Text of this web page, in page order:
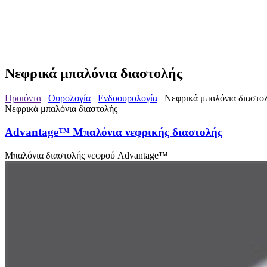
Νεφρικά μπαλόνια διαστολής
Προιόντα Ουρολογία Ενδοουρολογία
Νεφρικά μπαλόνια
Νεφρικά μπαλόνια διαστολής
Advantage™ Μπαλόνια νεφρικής διαστολής
Μπαλόνια διαστολής νεφρού Advantage™